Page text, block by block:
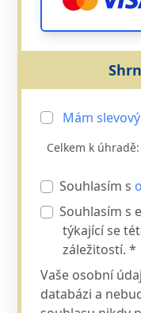
Mám
Celkem k úhradě:
Souhlasím s
Souhlasím s
týkající se
záležitostí. *
Vaše osobní
databázi a